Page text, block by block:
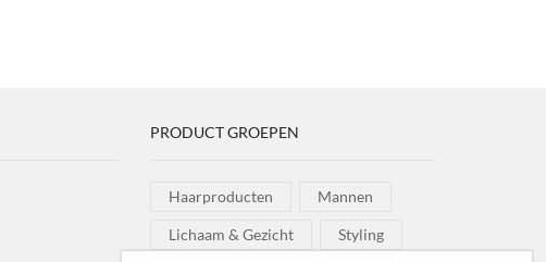
PRODUCT GROEPEN
Haarproducten Mannen
Lichaam & Gezicht Styling